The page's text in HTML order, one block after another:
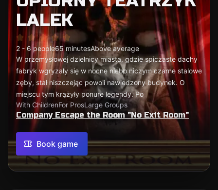
LALEK
2 - 6 people65 minutesAbove average
W przemysłowej dzielnicy miasta, gdzie spiczaste dachy
fabryk wgryzały się w nocne niebo niczym czarne stalowe
zęby, stał niszczejąc powoli nawiedzony budynek. O
miejscu tym krążyły ponure legendy. Po
With ChildrenFor ProsLarge Groups
Company Escape the Room "No Exit Room"
Book game